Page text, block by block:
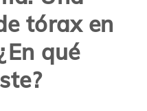
tórax en
qué